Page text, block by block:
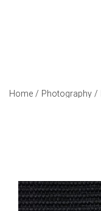
Home / Photography /